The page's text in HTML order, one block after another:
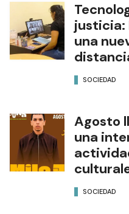
justicia:
una
SOCIEDAD
Agosto
una
SOCIEDAD